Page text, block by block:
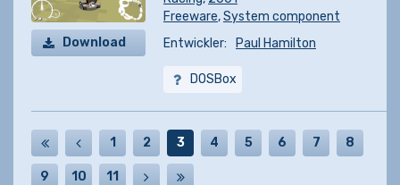
Download
Freeware,System component
Entwickler:
Paul Hamilton
DOSBox
1 2 3 4 5 6 7 8
9 10 11